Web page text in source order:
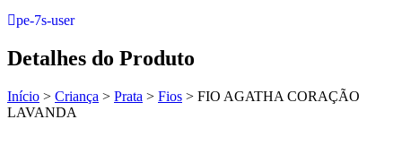
pe-7s-user
Detalhes do Produto
Início > Criança > Prata > Fios > FIO AGATHA CORAÇÃO
LAVANDA